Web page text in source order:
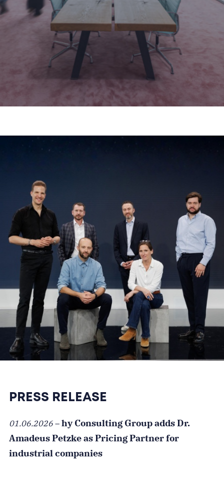
PRESS RELEASE
01.06.2026 – hy Consulting Group adds Dr.
Amadeus Petzke as Pricing Partner for
industrial companies